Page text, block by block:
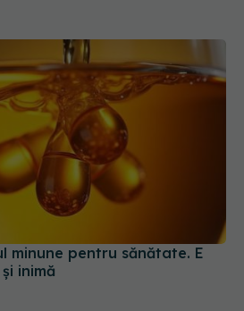
minune pentru sănătate. E
inimă